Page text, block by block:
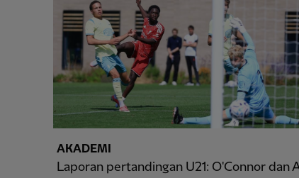
AKADEMI
Laporan pertandingan U21: O'Connor dan